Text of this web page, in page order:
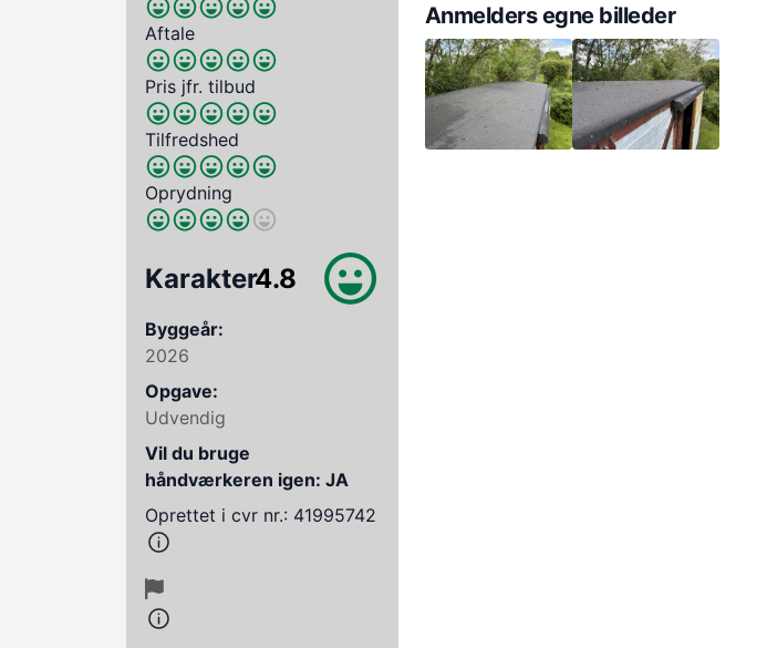
Aftale
Pris jfr. tilbud
Tilfredshed
Oprydning
Karakter4.8
Byggeår:
2026
Opgave:
Udvendig
Vil du bruge
håndværkeren igen: JA
Oprettet i cvr nr.: 41995742
Anmelders egne billeder